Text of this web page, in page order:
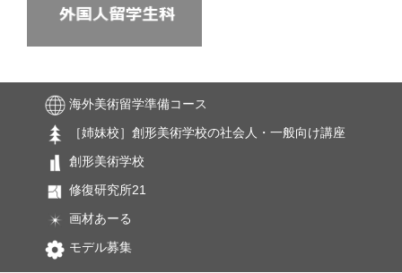
海外美術留学準備コース
［姉妹校］創形美術学校の社会人・一般向け講座
創形美術学校
修復研究所21
画材あーる
モデル募集